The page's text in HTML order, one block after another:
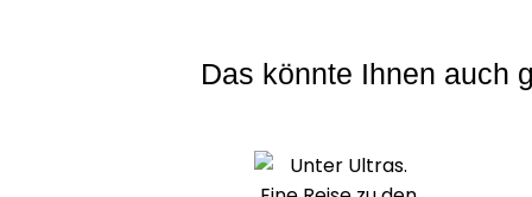
Das könnte Ihnen auch